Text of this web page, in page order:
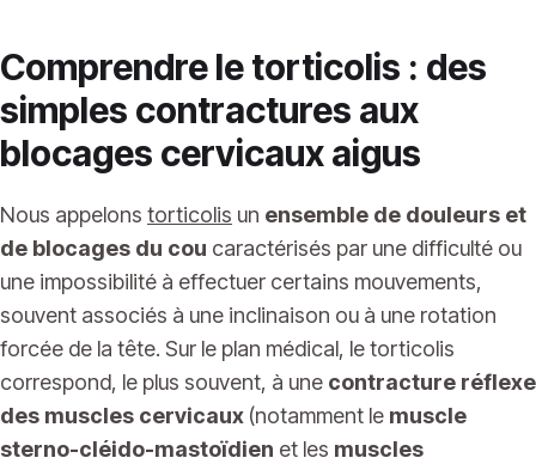
Comprendre le torticolis : des
simples contractures aux
blocages cervicaux aigus
Nous appelons torticolis un ensemble de douleurs et
de blocages du cou caractérisés par une difficulté ou
une impossibilité à effectuer certains mouvements,
souvent associés à une inclinaison ou à une rotation
forcée de la tête. Sur le plan médical, le torticolis
correspond, le plus souvent, à une contracture réflexe
des muscles cervicaux (notamment le muscle
sterno-cléido-mastoïdien et les muscles